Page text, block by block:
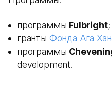
программы Fulbright;
гранты Фонда Ага
программы
development.